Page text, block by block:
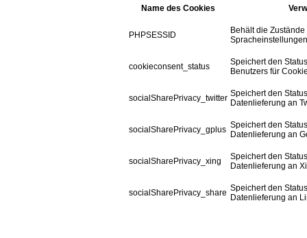
Name des Cookies
PHPSESSID
Behält die
cookieconsent_status
Speichert den
Benutzers für
socialSharePrivacy_twitter Speichert den
Datenlieferung an
socialSharePrivacy_gplus Speichert den
Datenlieferung an
socialSharePrivacy_xing
Speichert den
Datenlieferung an
socialSharePrivacy_share Speichert den
Datenlieferung an